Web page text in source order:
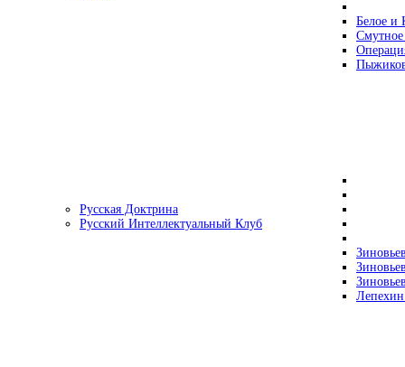
Белое и
Русская Доктрина
Русский Интеллектуальный Клуб